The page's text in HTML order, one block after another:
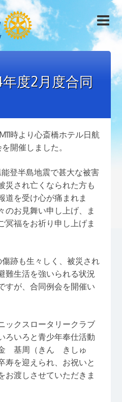
度2月度合同
時より心斎橋ホテル日航
開催しました。
能登半島地震で甚大な被害
災され亡くなられた方も
道を受け心が痛まれま
のお見舞い申し上げ、ま
冥福をお祈り申し上げま
跡も生々しく、被災され
難生活を強いられる状況
すが、合同例会を開催い
ックスロータリークラブ
ろいろと青少年奉仕活動
基周（きん きしゅ
寿を迎えられ、お祝いと
お渡しさせていただきま